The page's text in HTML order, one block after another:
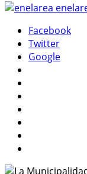
Facebook
Twitter
Google